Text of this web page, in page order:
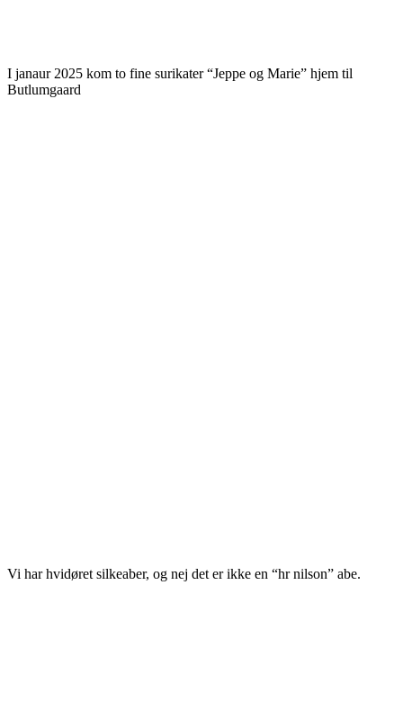
I janaur 2025 kom to fine surikater “Jeppe og Marie” hjem til
Butlumgaard
Vi har hvidøret silkeaber, og nej det er ikke en “hr nilson” abe.